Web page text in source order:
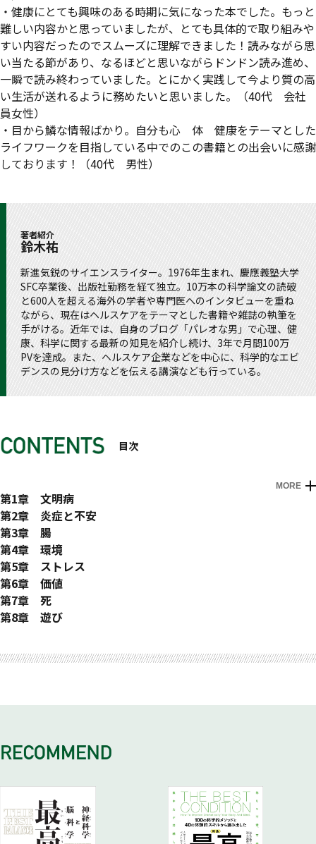
・ 健康にとても興味のある時期に気になった本でした。もっと
難しい内容かと思っていましたが、とても具体的で取り組みや
すい内容だったのでスムーズに理解できました！読みながら思
い当たる節があり、なるほどと思いながらドンドン読み進め、
一瞬で読み終わっていました。とにかく実践して今より質の高
い生活が送れるように務めたいと思いました。（40代 会社
員女性）
・ 目から鱗な情報ばかり。自分も心 体 健康をテーマとした
ライフワークを目指している中でのこの書籍との出会いに感謝
しております！（40代 男性）
著者紹介
鈴木祐
新進気鋭のサイエンスライター。1976年生まれ、慶應義塾大学
SFC卒業後、出版社勤務を経て独立。10万本の科学論文の読破
と600人を超える海外の学者や専門医へのインタビューを重ね
ながら、現在はヘルスケアをテーマとした書籍や雑誌の執筆を
手がける。近年では、自身のブログ「パレオな男」で心理、健
康、科学に関する最新の知見を紹介し続け、3年で月間100万
PVを達成。また、ヘルスケア企業などを中心に、科学的なエビ
デンスの見分け方などを伝える講演なども行っている。
目次
MORE
はじめに
第1章 文明病
1 「文明病」が心と体を蝕んでいく
2 かつてないレベルのカロリーを摂取している
3 古代ではあり得ない「肥満」という現象
4 都市部の若者とヒンバ族では集中力に大差が!
5 豊かになればなるほど鬱病が増えるのはなぜ？
6 旧石器時代の食事法で健康を取り戻した
7 「炎症」と「不安」─現代人の不調の原因を取除く
第2章 炎症と不安
炎症編
1 長寿な人の共通点は、体の「炎症レベル」が低い
2 炎症が長引くと全身の機能が低下する
3 内臓脂肪が減らない限り、体は燃え続ける
4 狩猟採集民の炎症状態はどうなっているか？
5 睡眠と炎症の関係─カリフォルニア大学の分析
不安編
7 不安障害の患者は15年で2倍に増加
9 不安は記憶力、判断力を奪い、死期を早める
12 アフリカ人には未来という感覚がない
第3章 腸
1 現代人の腸はバリアがどんどん破れている
2 衛生的な生活が免疫システムを狂わせる
3 抗生物質を使うと腸内細菌が大量に死ぬ
4 発酵食品の凄い効果─ロンドン大学の研究
5 このサプリを使えば症状は改善する
7 食生活を〝再野生化〟して腸を守る
実践ガイド
第4章 環境
1 人は環境に影響を受ける─グーグルの実験
2 自然を失い、友人を失った人類の末路
3 疲れたらマッサージ？ もっといい方法がある
4 孤独だった人に友人ができると寿命が延びる
6 私たちの身近にあるパワースポットとは？
7 オランダの実験でわかった自然生活の効果
9 「時間」をかけて脅威システムをオフにする
実践ガイド
第5章 ストレス
1 過剰なストレスが全身を壊していく
2 ストレスを感じたときに効くひと言とは？
3 寝不足が続くとダメージを修復できない
5 40分の昼寝で完全回復─NASAの研究結果
6 ウォーキングだけでストレスは激減する
8 スマホの使用時間が長い人ほど不安が大きい
第6章 価値
1 ぼんやりした不安を解消するたった1つの方法
2 未来に目的があれば迫害すら乗り越えられる
4 あなたの人生における価値観とはなにか？
5 ミシシッピ大学の「価値評定スケール」とは？
7 さあ実践!「人生の満足度を高める自己分析」
第7章 死
1 死を想うことでより良い生き方を選べる？
3 死の不安に対して原始仏教が示した解決策
4 畏敬の念をもつと体内の炎症レベルが下がる
6 「マインドフルネス」は効果があるのか？
9 禅僧が到達した死を超越した境地
第8章 遊び
2 娯楽があふれているのに楽しくない
3 ルール化することで〝いまここ〟に集中できる
5 現在と未来の心理的な距離を縮める方法
8 人類は大人になっても遊ぶ必要がある